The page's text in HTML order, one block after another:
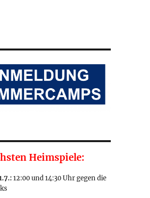
Heimspiele:
12:00 und 14:30 Uhr gegen die